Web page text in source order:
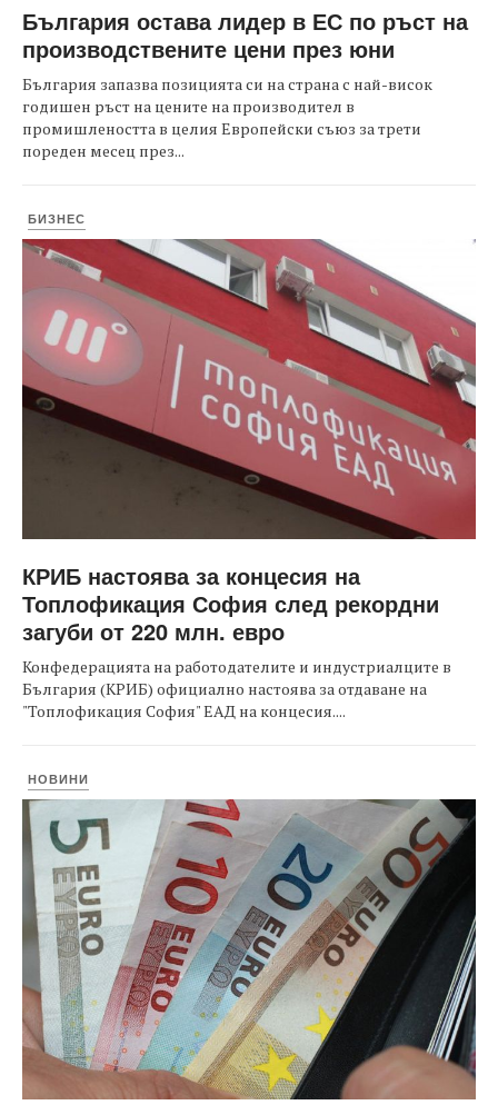
България остава лидер в ЕС по ръст на
производствените цени през юни
България запазва позицията си на страна с най-висок
годишен ръст на цените на производител в
промишлеността в целия Европейски съюз за трети
пореден месец през...
БИЗНЕС
КРИБ настоява за концесия на
Топлофикация София след рекордни
загуби от 220 млн. евро
Конфедерацията на работодателите и индустриалците в
България (КРИБ) официално настоява за отдаване на
"Топлофикация София" ЕАД на концесия....
НОВИНИ